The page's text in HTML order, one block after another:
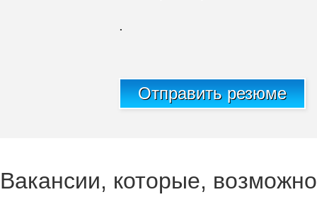
.
Отправить резюме
Вакансии, которые,